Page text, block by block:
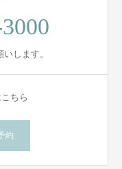
します。
ちら
約